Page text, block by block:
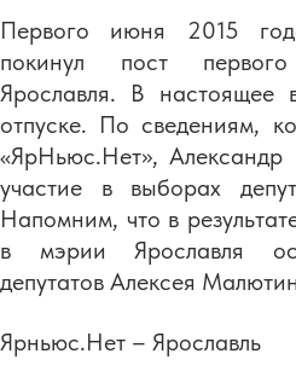
Первого июня 2015
покинул пост
Ярославля. В настоящее
отпуске. По сведениям,
«ЯрНьюс.Нет», Александр
участие в выборах
Напомним, что в
в мэрии Ярославля
депутатов Алексея
Ярньюс.Нет – Ярославль